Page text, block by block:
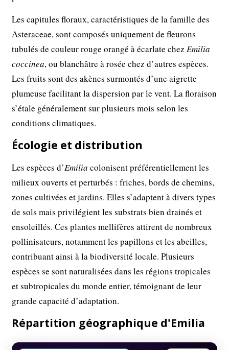
Les capitules floraux, caractéristiques de la famille des
Asteraceae, sont composés uniquement de fleurons
tubulés de couleur rouge orangé à écarlate chezEmilia
coccinea, ou blanchâtre à rosée chez d’autres espèces.
Les fruits sont des akènes surmontés d’une aigrette
plumeuse facilitant la dispersion par le vent. La floraison
s’étale généralement sur plusieurs mois selon les
conditions climatiques.
Écologie et distribution
Les espèces d’Emilia colonisent préférentiellement les
milieux ouverts et perturbés : friches, bords de chemins,
zones cultivées et jardins. Elles s’adaptent à divers types
de sols mais privilégient les substrats bien drainés et
ensoleillés. Ces plantes mellifères attirent de nombreux
pollinisateurs, notamment les papillons et les abeilles,
contribuant ainsi à la biodiversité locale. Plusieurs
espèces se sont naturalisées dans les régions tropicales
et subtropicales du monde entier, témoignant de leur
grande capacité d’adaptation.
Répartition géographique d'Emilia